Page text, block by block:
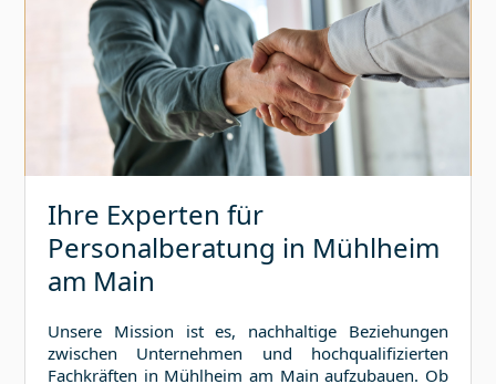
Ihre Experten für
Personalberatung in Mühlheim
am Main
Unsere Mission ist es, nachhaltige Beziehungen
zwischen Unternehmen und hochqualifizierten
Fachkräften in Mühlheim am Main aufzubauen. Ob